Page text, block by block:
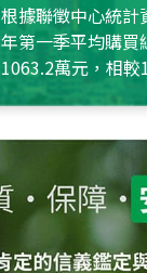
根據聯徵中心統
年第一季平均購買
1063.2萬元，相
約550萬元，且貸